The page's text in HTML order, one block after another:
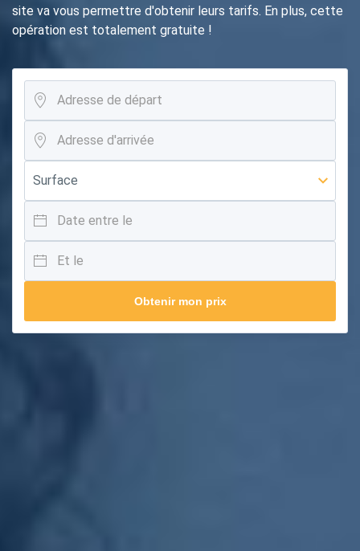
site va vous permettre d'obtenir leurs tarifs. En plus, cette
opération est totalement gratuite !
Obtenir mon prix